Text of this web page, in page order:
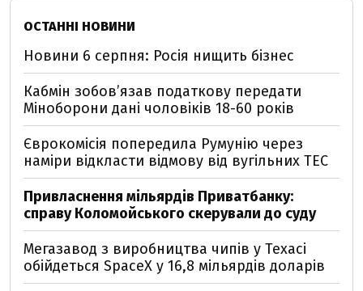
ОСТАННІ НОВИНИ
Новини 6 серпня: Росія нищить бізнес
Кабмін зобовʼязав податкову передати
Міноборони дані чоловіків 18-60 років
Єврокомісія попередила Румунію через
наміри відкласти відмову від вугільних ТЕС
Привласнення мільярдів Приватбанку:
справу Коломойського скерували до суду
Мегазавод з виробництва чипів у Техасі
обійдеться SpaceX у 16,8 мільярдів доларів